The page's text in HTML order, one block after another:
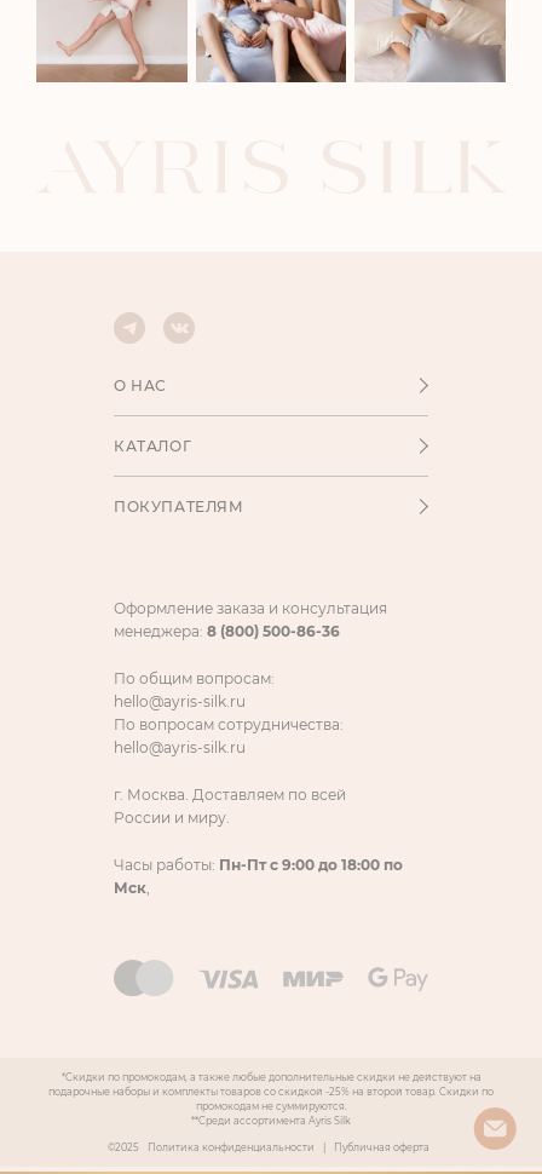
О НАС
КАТАЛОГ
ПОКУПАТЕЛЯМ
Оформление заказа и консультация
менеджера: 8 (800) 500-86-36
По общим вопросам:
hello@ayris-silk.ru
По вопросам сотрудничества:
hello@ayris-silk.ru
г. Москва. Доставляем по всей
России и миру.
Часы работы: Пн-Пт с 9:00 до 18:00 по
Мск,
*Скидки по промокодам, а также любые дополнительные скидки не действуют на
подарочные наборы и комплекты товаров со скидкой -25% на второй товар. Скидки по
промокодам не суммируются.
**Среди ассортимента Ayris Silk
©2025 Политика конфиденциальности Публичная оферта